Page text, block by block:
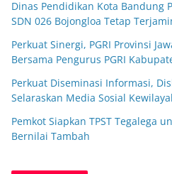
Dinas Pendidikan Kota Bandung
SDN 026 Bojongloa Tetap
Perkuat Sinergi, PGRI Provinsi
Bersama Pengurus PGRI
Perkuat Diseminasi Informasi,
Selaraskan Media Sosial
Pemkot Siapkan TPST Tegalega
Bernilai Tambah